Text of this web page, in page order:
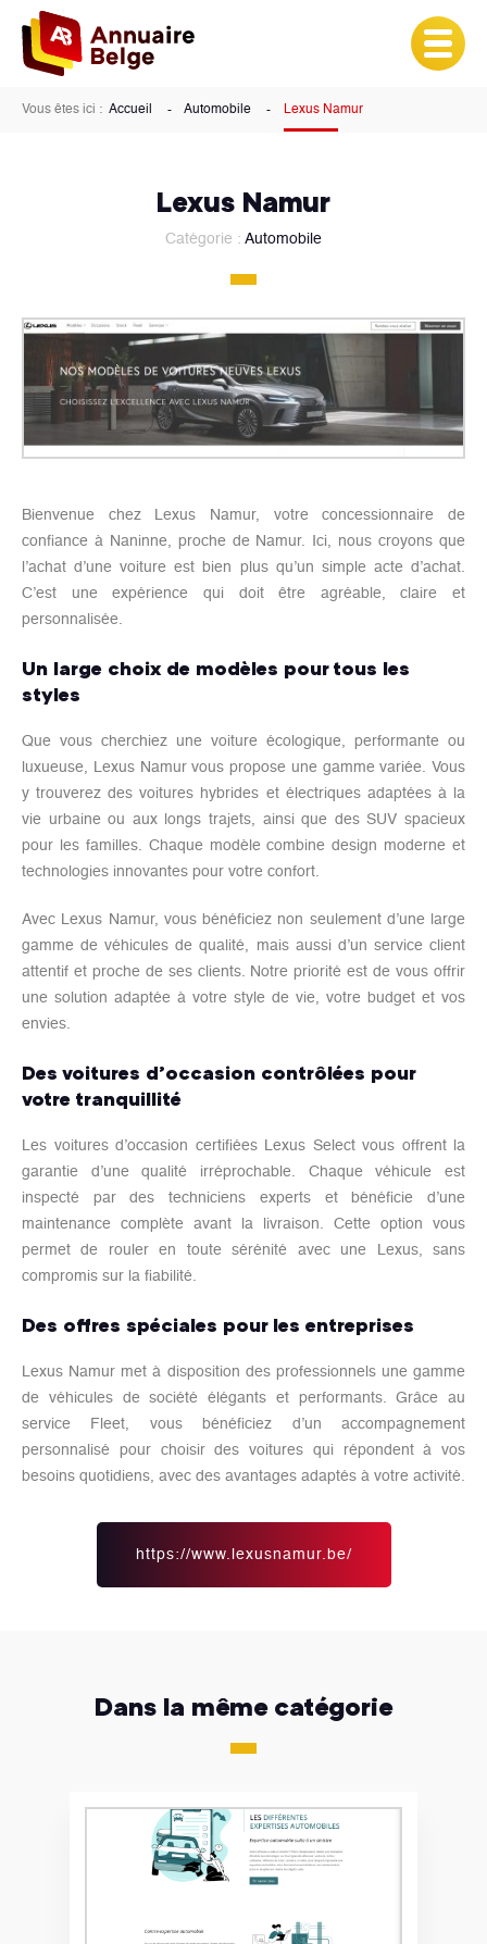
Vous êtes ici : Accueil Automobile Lexus Namur
Lexus Namur
Catégorie : Automobile
Bienvenue chez Lexus Namur, votre concessionnaire de
confiance à Naninne, proche de Namur. Ici, nous croyons que
l’achat d’une voiture est bien plus qu’un simple acte d’achat.
C’est une expérience qui doit être agréable, claire et
personnalisée.
Un large choix de modèles pour tous les
styles
Que vous cherchiez une voiture écologique, performante ou
luxueuse, Lexus Namur vous propose une gamme variée. Vous
y trouverez des voitures hybrides et électriques adaptées à la
vie urbaine ou aux longs trajets, ainsi que des SUV spacieux
pour les familles. Chaque modèle combine design moderne et
technologies innovantes pour votre confort.
Avec Lexus Namur, vous bénéficiez non seulement d’une large
gamme de véhicules de qualité, mais aussi d’un service client
attentif et proche de ses clients. Notre priorité est de vous offrir
une solution adaptée à votre style de vie, votre budget et vos
envies.
Des voitures d’occasion contrôlées pour
votre tranquillité
Les voitures d’occasion certifiées Lexus Select vous offrent la
garantie d’une qualité irréprochable. Chaque véhicule est
inspecté par des techniciens experts et bénéficie d’une
maintenance complète avant la livraison. Cette option vous
permet de rouler en toute sérénité avec une Lexus, sans
compromis sur la fiabilité.
Des offres spéciales pour les entreprises
Lexus Namur met à disposition des professionnels une gamme
de véhicules de société élégants et performants. Grâce au
service Fleet, vous bénéficiez d’un accompagnement
personnalisé pour choisir des voitures qui répondent à vos
besoins quotidiens, avec des avantages adaptés à votre activité.
https://www.lexusnamur.be/
Dans la même catégorie